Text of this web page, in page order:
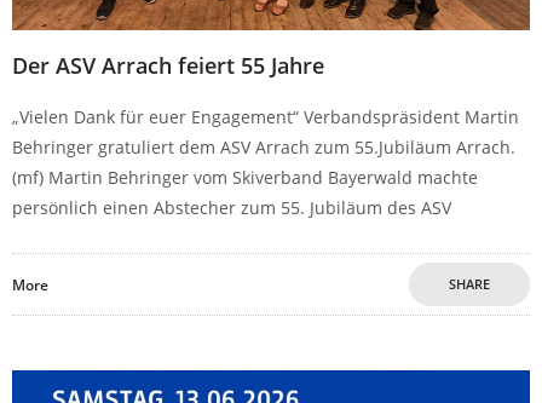
Der ASV Arrach feiert 55 Jahre
„Vielen Dank für euer Engagement“ Verbandspräsident Martin
Behringer gratuliert dem ASV Arrach zum 55.Jubiläum Arrach.
(mf) Martin Behringer vom Skiverband Bayerwald machte
persönlich einen Abstecher zum 55. Jubiläum des ASV
More SHARE